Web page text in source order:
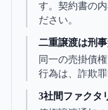
す。契約書の
ださい。
二重譲渡は刑
同一の売掛債
行為は、詐欺
3社間ファクタ